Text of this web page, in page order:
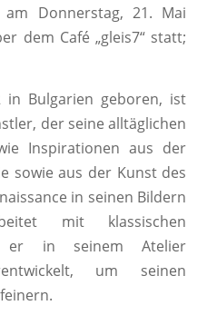
Donnerstag, 21. Mai
dem Café „gleis7“ statt;
in Bulgarien geboren, ist
der seine alltäglichen
Inspirationen aus der
sowie aus der Kunst des
in seinen Bildern
mit klassischen
er in seinem Atelier
um seinen